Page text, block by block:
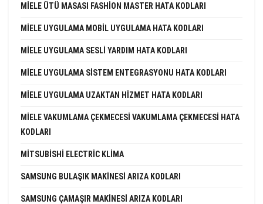
MIELE ÜTÜ MASASI FASHION MASTER HATA KODLARI
MIELE UYGULAMA MOBIL UYGULAMA HATA KODLARI
MIELE UYGULAMA SESLI YARDIM HATA KODLARI
MIELE UYGULAMA SISTEM ENTEGRASYONU HATA KODLARI
MIELE UYGULAMA UZAKTAN HIZMET HATA KODLARI
MIELE VAKUMLAMA ÇEKMECESI VAKUMLAMA ÇEKMECESI HATA
KODLARI
MITSUBISHI ELECTRIC KLIMA
SAMSUNG BULAŞIK MAKINESI ARIZA KODLARI
SAMSUNG ÇAMAŞIR MAKINESI ARIZA KODLARI